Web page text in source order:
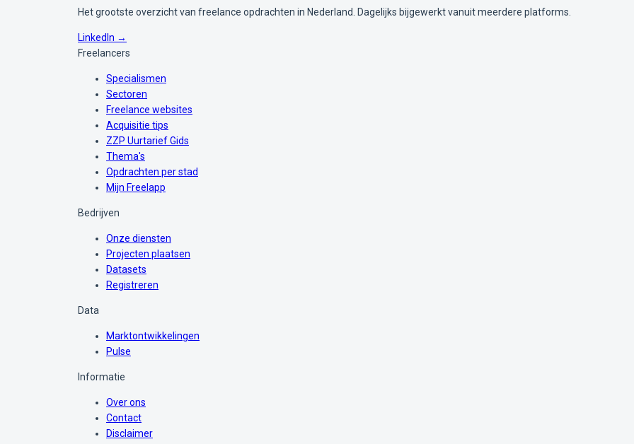
Het grootste overzicht van freelance opdrachten in Nederland. Dagelijks bijgewerkt vanuit meerdere platforms.
LinkedIn →
Freelancers
Specialismen
Sectoren
Freelance websites
Acquisitie tips
ZZP Uurtarief Gids
Thema's
Opdrachten per stad
Mijn Freelapp
Bedrijven
Onze diensten
Projecten plaatsen
Datasets
Registreren
Data
Marktontwikkelingen
Pulse
Informatie
Over ons
Contact
Disclaimer